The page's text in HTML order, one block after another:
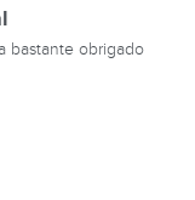
bastante obrigado